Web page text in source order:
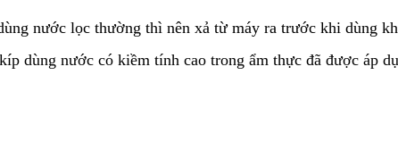
nước lọc thường thì nên xả từ máy ra trước khi dùng
dùng nước có kiềm tính cao trong ẩm thực đã được áp